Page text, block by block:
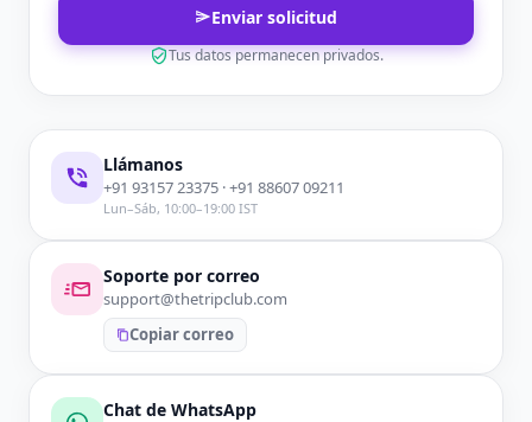
Enviar solicitud
Tus datos permanecen privados.
Llámanos
+91 93157 23375 · +91 88607 09211
Lun–Sáb, 10:00–19:00 IST
Soporte por correo
support@thetripclub.com
Copiar correo
Chat de WhatsApp